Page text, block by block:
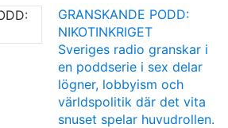
GRANSKANDE PODD:
NIKOTINKRIGET
Sveriges radio granskar i
en poddserie i sex delar
lögner, lobbyism och
världspolitik där det vita
snuset spelar huvudrollen.